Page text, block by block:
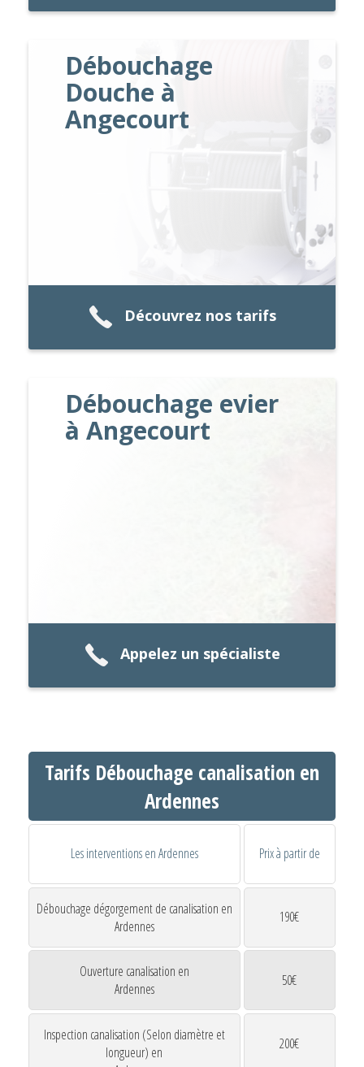
Débouchage
Douche à
Angecourt
Découvrez nos tarifs
Débouchage evier
à Angecourt
Appelez un spécialiste
Tarifs Débouchage canalisation en
Ardennes
Les interventions en Ardennes Prix à partir de
Débouchage dégorgement de canalisation en
Ardennes
190€
Ouverture canalisation en
Ardennes
50€
Inspection canalisation (Selon diamètre et
longueur) en
200€